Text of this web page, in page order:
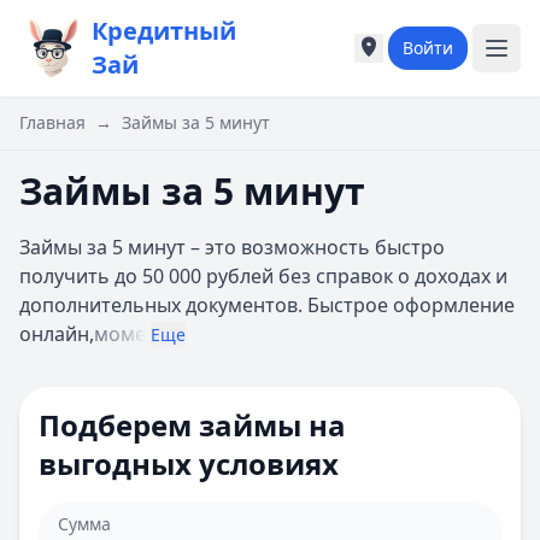
Кредитный
Зай
Города России
Казань
Астрахань
Б
Барнаул
Города России
Казань
Астрахань
Б
Барнаул
Войти
Главная → Займы за 5 минут
Займы за 5 минут
Займы за 5 минут – это возможность быстро
получить до 50 000 рублей без справок о доходах и
дополнительных документов. Быстрое оформление
онлайн,моме Еще
Подберем займы на
выгодных условиях
Сумма